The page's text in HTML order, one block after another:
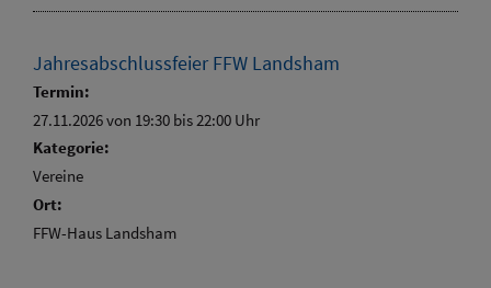
Jahresabschlussfeier FFW Landsham
Termin:
27.11.2026 von 19:30 bis 22:00 Uhr
Kategorie:
Vereine
Ort:
FFW-Haus Landsham